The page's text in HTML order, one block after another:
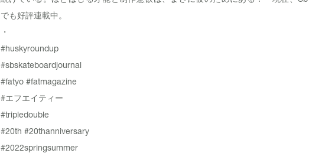
でも好評連載中。
・
#huskyroundup
#sbskateboardjournal
#fatyo #fatmagazine
#エフエイティー
#tripledouble
#20th #20thanniversary
#2022springsummer